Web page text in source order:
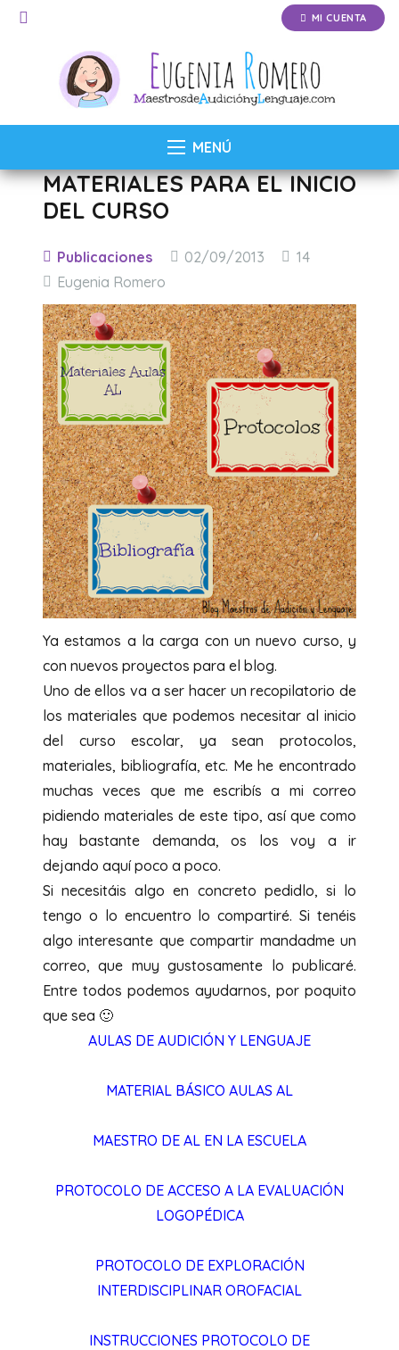
MI CUENTA
MENÚ
MATERIALES PARA EL INICIO
DEL CURSO
Publicaciones 02/09/2013 14Comentarios
Eugenia Romero
Ya estamos a la carga con un nuevo curso, y
con nuevos proyectos para el blog.
Uno de ellos va a ser hacer un recopilatorio de
los materiales que podemos necesitar al inicio
del curso escolar, ya sean protocolos,
materiales, bibliografía, etc. Me he encontrado
muchas veces que me escribís a mi correo
pidiendo materiales de este tipo, así que como
hay bastante demanda, os los voy a ir
dejando aquí poco a poco.
Si necesitáis algo en concreto pedidlo, si lo
tengo o lo encuentro lo compartiré. Si tenéis
algo interesante que compartir mandadme un
correo, que muy gustosamente lo publicaré.
Entre todos podemos ayudarnos, por poquito
que sea 🙂
AULAS DE AUDICIÓN Y LENGUAJE
MATERIAL BÁSICO AULAS AL
MAESTRO DE AL EN LA ESCUELA
PROTOCOLO DE ACCESO A LA EVALUACIÓN
LOGOPÉDICA
PROTOCOLO DE EXPLORACIÓN
INTERDISCIPLINAR OROFACIAL
INSTRUCCIONES PROTOCOLO DE